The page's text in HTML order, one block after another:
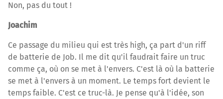
Non, pas du tout !
Joachim
Ce passage du milieu qui est très high, ça part d'un riff
de batterie de Job. Il me dit qu'il faudrait faire un truc
comme ça, où on se met à l'envers. C'est là où la batterie
se met à l'envers à un moment. Le temps fort devient le
temps faible. C'est ce truc-là. Je pense qu'à l'idée, son